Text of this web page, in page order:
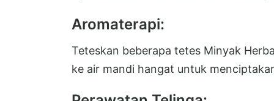
Aromaterapi:
Teteskan beberapa tetes Minyak
ke air mandi hangat untuk